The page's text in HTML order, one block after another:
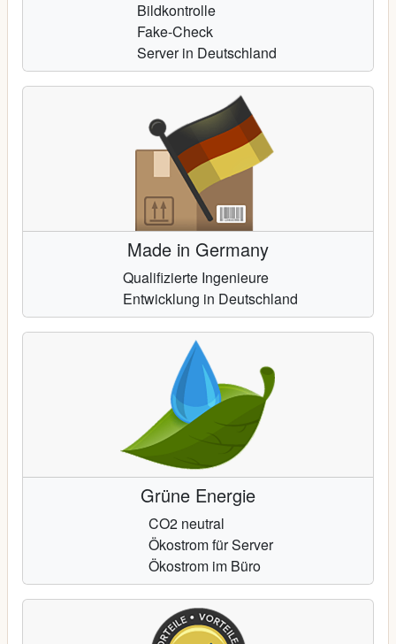
Bildkontrolle
Fake-Check
Server in Deutschland
Made in Germany
Qualifizierte Ingenieure
Entwicklung in Deutschland
Grüne Energie
CO2 neutral
Ökostrom für Server
Ökostrom im Büro